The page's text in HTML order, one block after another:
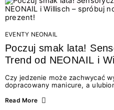
EVENTY NEONAIL
Poczuj smak lata!
Trend od NEONAIL i
nowych lodów i odbierz
Czy jedzenie może zachwycać
dopracowany manicure, a
świata beauty i oszałamiających
Read More